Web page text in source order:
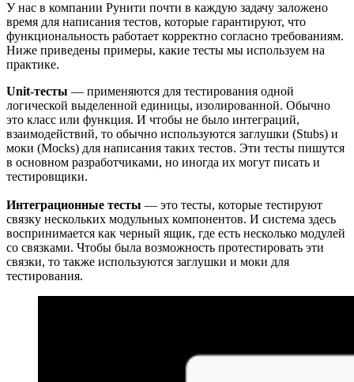
У нас в компании Рунити почти в каждую задачу заложено
время для написания тестов, которые гарантируют, что
функциональность работает корректно согласно требованиям.
Ниже приведены примеры, какие тесты мы используем на
практике.
Unit-тесты — применяются для тестирования одной
логической выделенной единицы, изолированной. Обычно
это класс или функция. И чтобы не было интеграций,
взаимодействий, то обычно используются заглушки (Stubs) и
моки (Mocks) для написания таких тестов. Эти тесты пишутся
в основном разработчиками, но иногда их могут писать и
тестировщики.
Интеграционные тесты — это тесты, которые тестируют
связку нескольких модульных компонентов. И система здесь
воспринимается как черный ящик, где есть несколько модулей
со связками. Чтобы была возможность протестировать эти
связки, то также используются заглушки и моки для
тестирования.